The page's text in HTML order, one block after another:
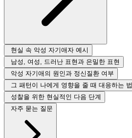
현실 속 악성 자기애자 예시
남성, 여성, 드러난 표현과 은밀한 표현
악성 자기애의 원인과 정신질환 여부
그 패턴이 나에게 영향을 줄 때 대응하는 법
성찰을 위한 현실적인 다음 단계
자주 묻는 질문